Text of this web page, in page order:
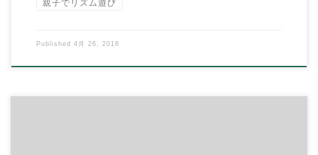
親子でリズム遊び
Published 4月 26, 2018